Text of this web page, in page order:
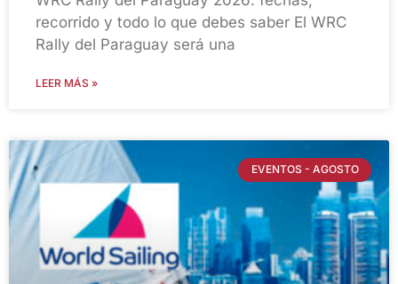
recorrido y todo lo que debes saber El WRC
Rally del Paraguay será una
LEER MÁS »
EVENTOS - AGOSTO